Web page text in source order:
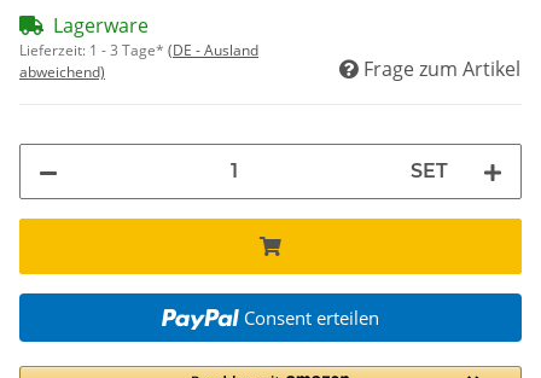
Lagerware
Lieferzeit: 1 - 3 Tage* (DE - Ausland
abweichend)
Frage zum Artikel
SET
Consent erteilen